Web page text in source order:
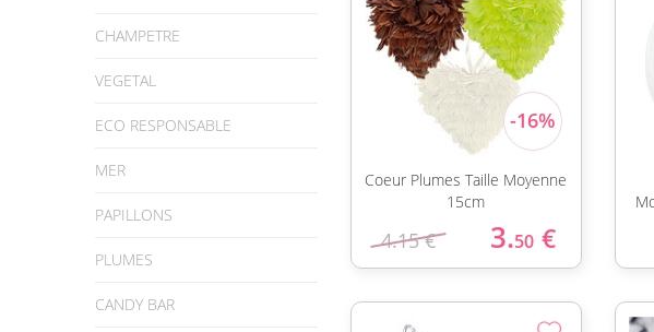
CHAMPETRE
VEGETAL
ECO RESPONSABLE
MER
PAPILLONS
PLUMES
CANDY BAR
Coeur Plumes Taille Moyenne
15cm
4.15 € 3.50 €